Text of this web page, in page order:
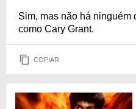
Sim, mas não há ninguém
como Cary Grant.
COPIAR